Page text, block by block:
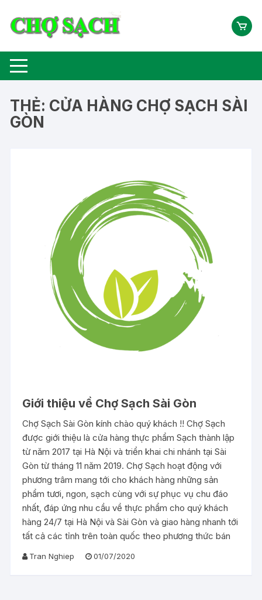
THẺ: CỬA HÀNG CHỢ SẠCH SÀI
GÒN
Giới thiệu về Chợ Sạch Sài Gòn
Chợ Sạch Sài Gòn kính chào quý khách !! Chợ Sạch
được giới thiệu là cửa hàng thực phẩm Sạch thành lập
từ năm 2017 tại Hà Nội và triển khai chi nhánh tại Sài
Gòn từ tháng 11 năm 2019. Chợ Sạch hoạt động với
phương trâm mang tới cho khách hàng những sản
phẩm tươi, ngon, sạch cùng với sự phục vụ chu đáo
nhất, đáp ứng nhu cầu về thực phẩm cho quý khách
hàng 24/7 tại Hà Nội và Sài Gòn và giao hàng nhanh tới
tất cả các tỉnh trên toàn quốc theo phương thức bán
Tran Nghiep 01/07/2020